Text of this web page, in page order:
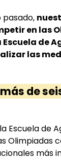
pasado,
en las
de
las
de
Escuela de
Olimpiadas
más